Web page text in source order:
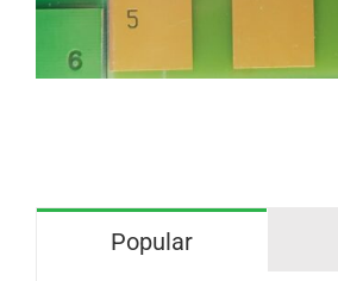
Popular